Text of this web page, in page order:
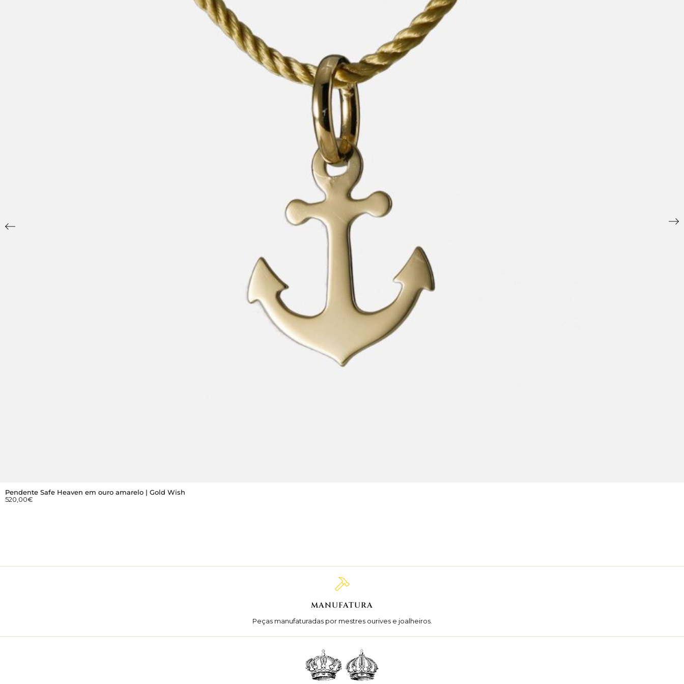
Pendente Safe Heaven em ouro amarelo | Gold Wish
520,00€
MANUFATURA
Peças manufaturadas por mestres ourives e joalheiros.